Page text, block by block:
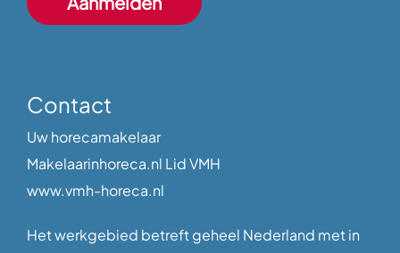
Contact
Uw horecamakelaar
Makelaarinhoreca.nl Lid VMH
www.vmh-horeca.nl
Het werkgebied betreft geheel Nederland met in